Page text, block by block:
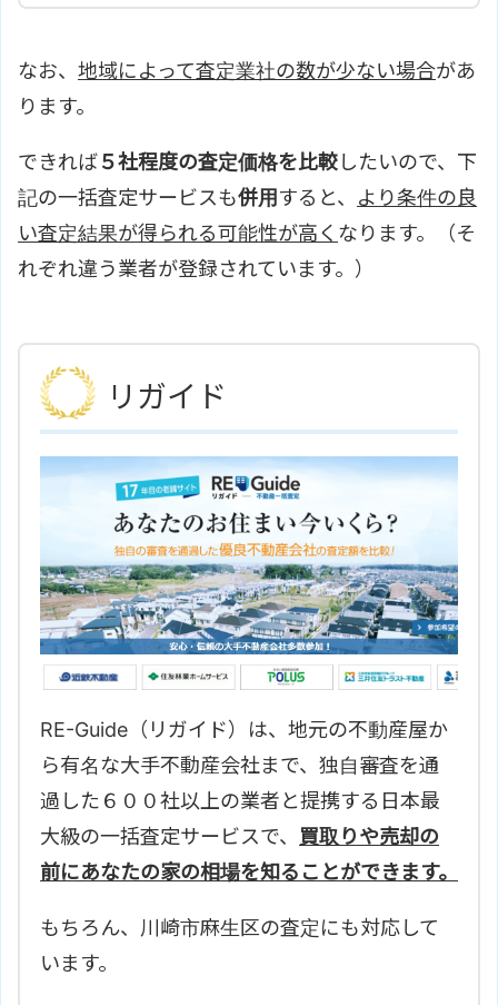
なお、 地域によって査定業社の数が少ない場合があ
ります。
できれば５社程度の査定価格を比較したいので、下
記の一括査定サービスも併用 すると、 より条件の良
い査定結果が得られる可能性が高く なります。（そ
れぞれ違う業者が登録されています。）
リガイド
RE-Guide（リガイド）は、地元の不動産屋か
ら有名な大手不動産会社まで、独自審査を通
過した６００社以上の業者と提携する日本最
大級の一括査定サービスで、 買取りや売却の
前にあなたの家の相場を知ることができます。
もちろん、 川崎市麻生区の査定にも対応して
います。